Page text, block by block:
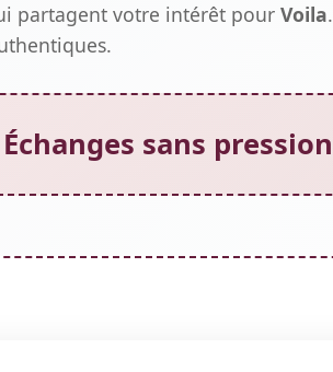
partagent votre intérêt pour Voila.
Échanges sans pression